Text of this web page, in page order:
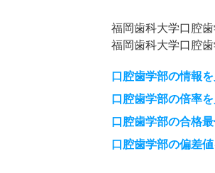
福岡歯科大学口腔
福岡歯科大学口腔
口腔歯学部の情報
口腔歯学部の倍率
口腔歯学部の合格
口腔歯学部の偏差